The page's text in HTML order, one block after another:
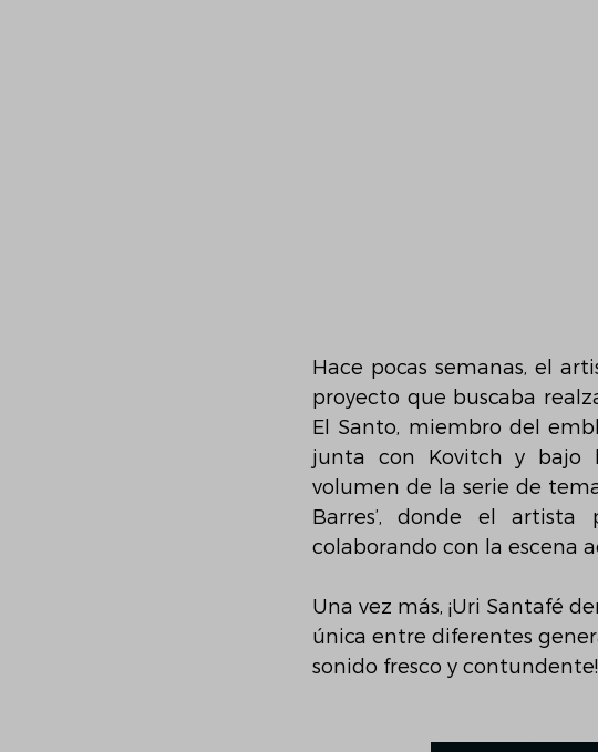
Hace pocas semanas, el
proyecto que buscaba
El Santo, miembro del
junta con Kovitch y bajo
volumen de la serie de
Barres’, donde el
colaborando con la escena
Una vez más, ¡Uri Santafé
única entre diferentes
sonido fresco y contundente!